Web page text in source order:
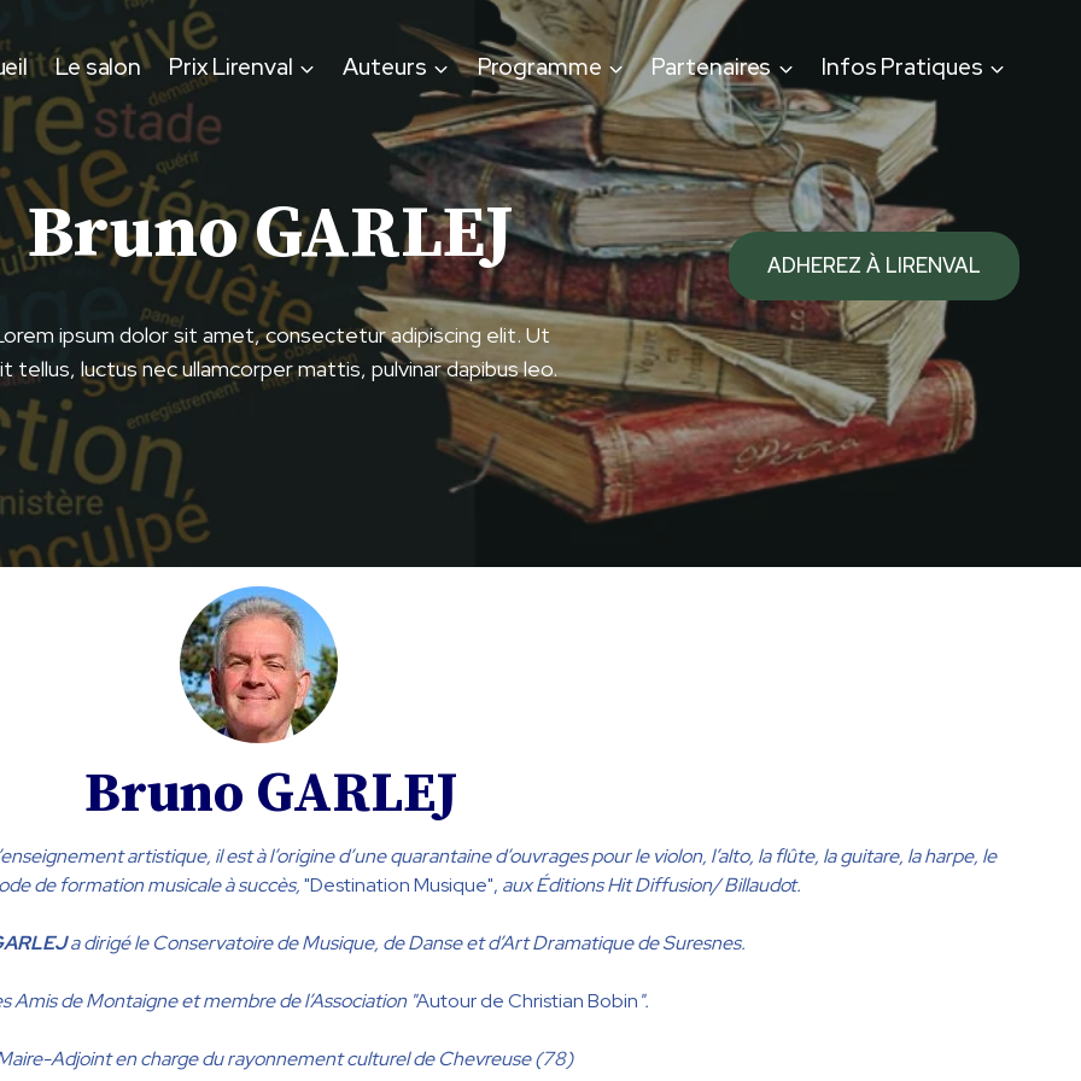
Le salon Prix Lirenval Auteurs Programme Partenaires Infos Pratiques
ADHEREZ À LIRENVAL
Bruno GARLEJ
ipsum dolor sit amet, consectetur adipiscing elit. Ut
tellus, luctus nec ullamcorper mattis, pulvinar dapibus leo.
Bruno GARLEJ
artistique, il est à l’origine d’une quarantaine d’ouvrages pour le violon, l’alto, la flûte, la guitare, la harpe, le
de formation musicale à succès,"Destination Musique", aux Éditions Hit Diffusion/ Billaudot.
a dirigé le Conservatoire de Musique, de Danse et d’Art Dramatique de Suresnes.
Amis de Montaigne et membre de l’Association "Autour de Christian Bobin".
Adjoint en charge du rayonnement culturel de Chevreuse (78)